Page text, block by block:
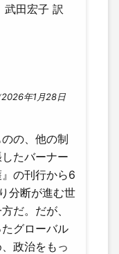
武田宏子 訳
2026年1月28日
の、他の制
たバーナー
の刊行から6
分断が進む世
だ。だが、
グローバル
政治をもっ